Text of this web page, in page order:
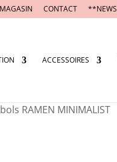
CONTACT
ACCESSOIRES
RAMEN MINIMALIST